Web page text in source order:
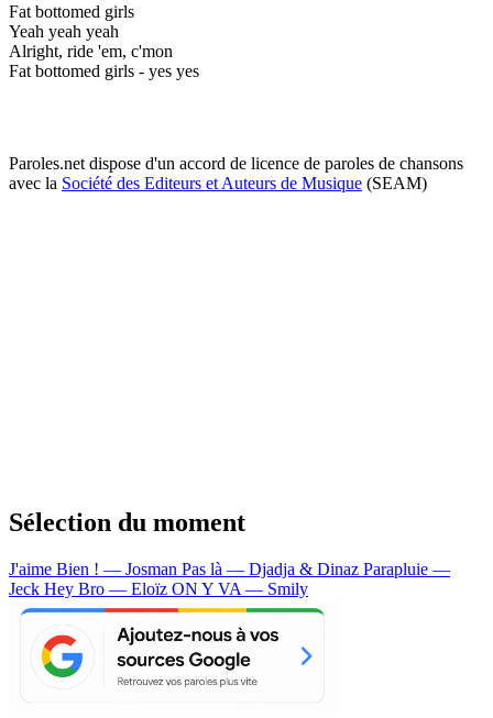
Fat bottomed girls
Yeah yeah yeah
Alright, ride 'em, c'mon
Fat bottomed girls - yes yes
Paroles.net dispose d'un accord de licence de paroles de chansons
avec la Société des Editeurs et Auteurs de Musique (SEAM)
Sélection du moment
J'aime Bien ! — Josman Pas là — Djadja & Dinaz Parapluie —
Jeck Hey Bro — Eloïz ON Y VA — Smily